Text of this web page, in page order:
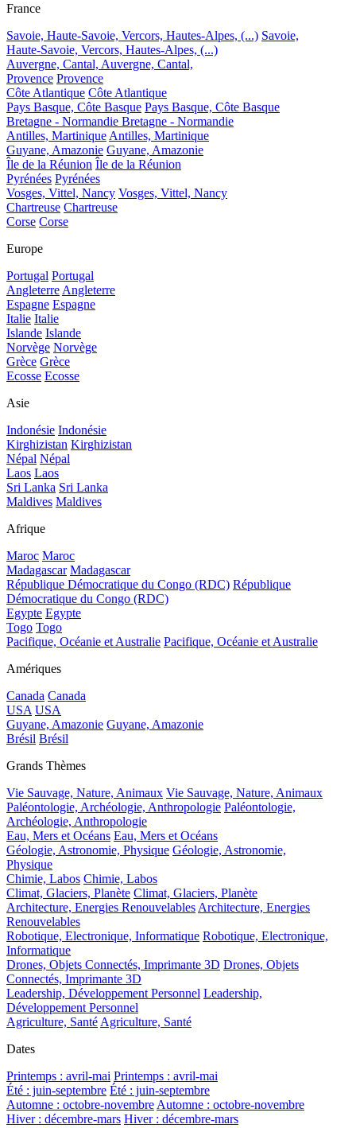
France
Savoie, Haute-Savoie, Vercors, Hautes-Alpes, (...) Savoie,
Haute-Savoie, Vercors, Hautes-Alpes, (...)
Auvergne, Cantal, Auvergne, Cantal,
Provence Provence
Côte Atlantique Côte Atlantique
Pays Basque, Côte Basque Pays Basque, Côte Basque
Bretagne - Normandie Bretagne - Normandie
Antilles, Martinique Antilles, Martinique
Guyane, Amazonie Guyane, Amazonie
Île de la Réunion Île de la Réunion
Pyrénées Pyrénées
Vosges, Vittel, Nancy Vosges, Vittel, Nancy
Chartreuse Chartreuse
Corse Corse
Europe
Portugal Portugal
Angleterre Angleterre
Espagne Espagne
Italie Italie
Islande Islande
Norvège Norvège
Grèce Grèce
Ecosse Ecosse
Asie
Indonésie Indonésie
Kirghizistan Kirghizistan
Népal Népal
Laos Laos
Sri Lanka Sri Lanka
Maldives Maldives
Afrique
Maroc Maroc
Madagascar Madagascar
République Démocratique du Congo (RDC) République
Démocratique du Congo (RDC)
Egypte Egypte
Togo Togo
Pacifique, Océanie et Australie Pacifique, Océanie et Australie
Amériques
Canada Canada
USA USA
Guyane, Amazonie Guyane, Amazonie
Brésil Brésil
Grands Thèmes
Vie Sauvage, Nature, Animaux Vie Sauvage, Nature, Animaux
Paléontologie, Archéologie, Anthropologie Paléontologie,
Archéologie, Anthropologie
Eau, Mers et Océans Eau, Mers et Océans
Géologie, Astronomie, Physique Géologie, Astronomie,
Physique
Chimie, Labos Chimie, Labos
Climat, Glaciers, Planète Climat, Glaciers, Planète
Architecture, Energies Renouvelables Architecture, Energies
Renouvelables
Robotique, Electronique, Informatique Robotique, Electronique,
Informatique
Drones, Objets Connectés, Imprimante 3D Drones, Objets
Connectés, Imprimante 3D
Leadership, Développement Personnel Leadership,
Développement Personnel
Agriculture, Santé Agriculture, Santé
Dates
Printemps : avril-mai Printemps : avril-mai
Été : juin-septembre Été : juin-septembre
Automne : octobre-novembre Automne : octobre-novembre
Hiver : décembre-mars Hiver : décembre-mars